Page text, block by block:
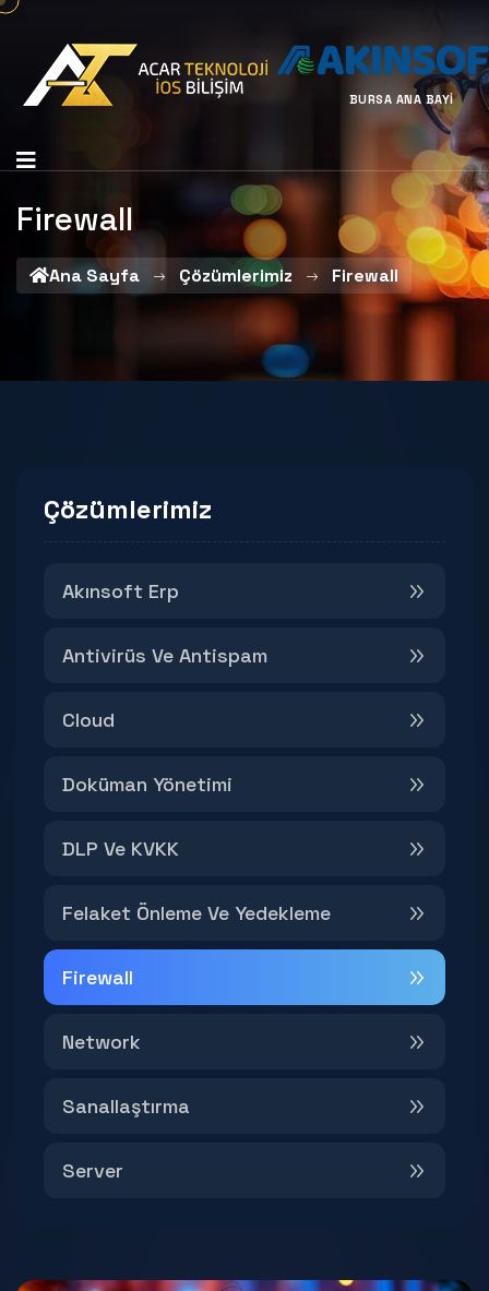
BURSA ANA BAYİ
Firewall
Ana Sayfa Çözümlerimiz Firewall
Çözümlerimiz
Akınsoft Erp
Antivirüs Ve Antispam
Cloud
Doküman Yönetimi
DLP Ve KVKK
Felaket Önleme Ve Yedekleme
Firewall
Network
Sanallaştırma
Server